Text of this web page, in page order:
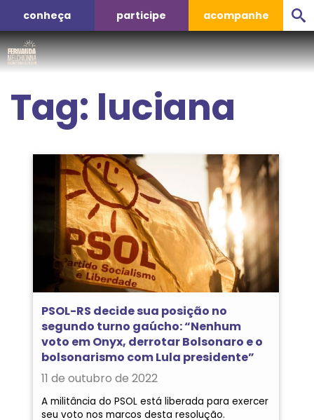
conheça participe acompanhe
Tag: luciana
PSOL-RS decide sua posição no
segundo turno gaúcho: “Nenhum
voto em Onyx, derrotar Bolsonaro e o
bolsonarismo com Lula presidente”
11 de outubro de 2022
A militância do PSOL está liberada para exercer
seu voto nos marcos desta resolução.